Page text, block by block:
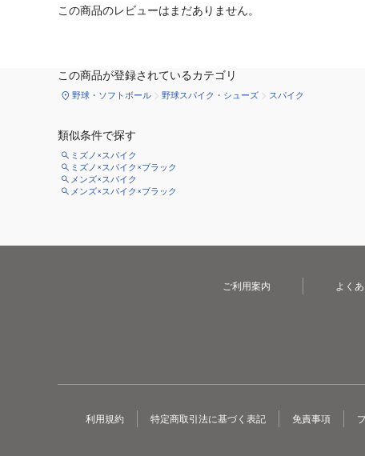
この商品のレビューはまだありません。
この商品が登録されているカテゴリ
野球・ソフトボール 野球スパイク・シューズ スパイク
類似条件で探す
ミズノ×スパイク
ミズノ×スパイク×ブラック
メンズ×スパイク
メンズ×スパイク×ブラック
ご利用案内 よく
利用規約 特定商取引法に基づく表記 免責事項